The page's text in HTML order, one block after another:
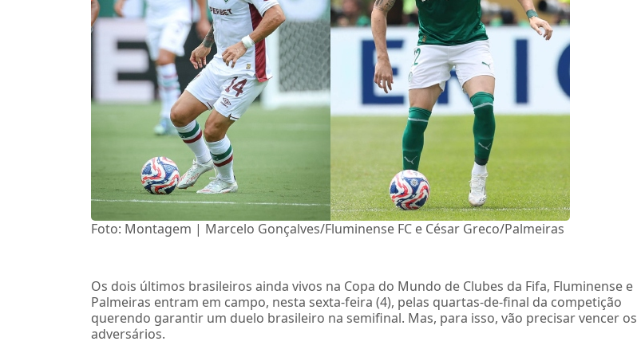
Foto: Montagem | Marcelo Gonçalves/Fluminense FC e César Greco/Palmeiras
Os dois últimos brasileiros ainda vivos na Copa do Mundo de Clubes da Fifa, Fluminense e
Palmeiras entram em campo, nesta sexta-feira (4), pelas quartas-de-final da competição
querendo garantir um duelo brasileiro na semifinal. Mas, para isso, vão precisar vencer os
adversários.